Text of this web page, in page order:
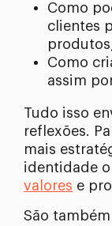
Como
clientes
Como
assim
Tudo isso
reflexões.
mais
identidade
valores e
São